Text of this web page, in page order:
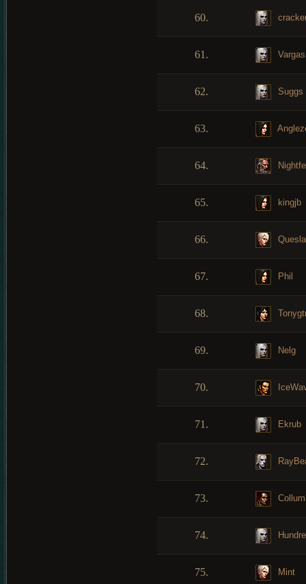
60.
61. Vargas
62. Suggs
63.
64.
65. kingjb
66.
67. Phil
68.
69. Nelg
70.
71. Ekrub
72.
73.
74.
75. Mint